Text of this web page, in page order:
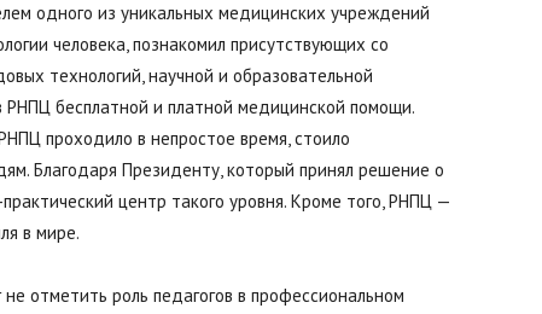
|
Буда-
одного из уникальных медицинских учреждений
человека, познакомил присутствующих со
технологий, научной и образовательной
РНПЦ бесплатной и платной медицинской помощи.
проходило в непростое время, стоило
Благодаря Президенту, который принял решение о
центр такого уровня. Кроме того, РНПЦ —
в мире.
отметить роль педагогов в профессиональном